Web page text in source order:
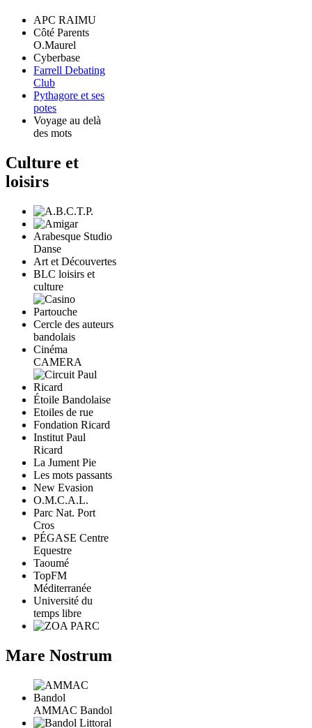
APC RAIMU
Côté Parents
O.Maurel
Cyberbase
Farrell Debating
Club
Pythagore et ses
potes
Voyage au delà
des mots
Culture et
loisirs
Arabesque Studio
Danse
Art et Découvertes
BLC loisirs et
culture
Cercle des auteurs
bandolais
Cinéma
CAMERA
Étoile Bandolaise
Etoiles de rue
Fondation Ricard
Institut Paul
Ricard
La Jument Pie
Les mots passants
New Evasion
O.M.C.A.L.
Parc Nat. Port
Cros
PÉGASE Centre
Equestre
Taoumé
TopFM
Méditerranée
Université du
temps libre
Mare Nostrum
AMMAC Bandol